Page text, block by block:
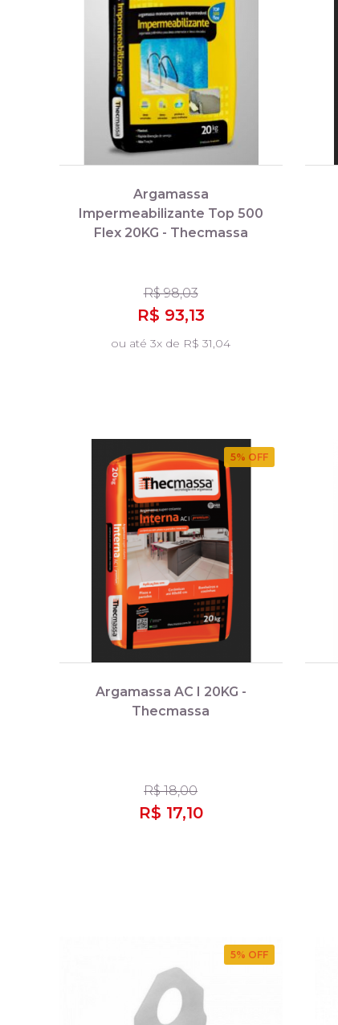
Argamassa
Impermeabilizante Top 500
Flex 20KG - Thecmassa
R$ 98,03
R$ 93,13
ou até 3x de R$ 31,04
5% OFF
Argamassa AC I 20KG -
Thecmassa
R$ 18,00
R$ 17,10
5% OFF